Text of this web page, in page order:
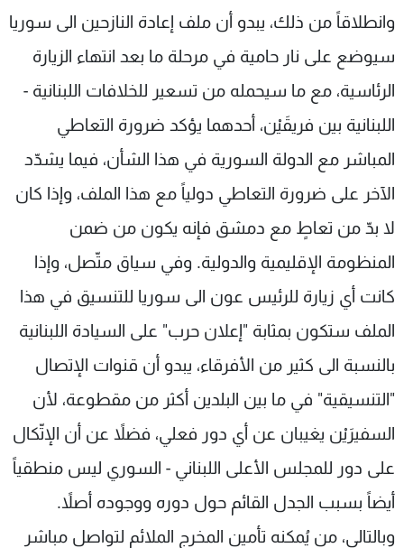
وانطلاقاً من ذلك، يبدو أن ملف إعادة النازحين الى سوريا
سيوضع على نار حامية في مرحلة ما بعد انتهاء الزيارة
الرئاسية، مع ما سيحمله من تسعير للخلافات اللبنانية -
اللبنانية بين فريقَيْن، أحدهما يؤكد ضرورة التعاطي
المباشر مع الدولة السورية في هذا الشأن، فيما يشدّد
الآخر على ضرورة التعاطي دولياً مع هذا الملف، وإذا كان
لا بدّ من تعاطٍ مع دمشق فإنه يكون من ضمن
المنظومة الإقليمية والدولية. وفي سياق متّصل، وإذا
كانت أي زيارة للرئيس عون الى سوريا للتنسيق في هذا
الملف ستكون بمثابة "إعلان حرب" على السيادة اللبنانية
بالنسبة الى كثير من الأفرقاء، يبدو أن قنوات الإتصال
"التنسيقية" في ما بين البلدين أكثر من مقطوعة، لأن
السفيرَيْن يغيبان عن أي دور فعلي، فضلاً عن أن الإتّكال
على دور للمجلس الأعلى اللبناني - السوري ليس منطقياً
أيضاً بسبب الجدل القائم حول دوره ووجوده أصلاً.
وبالتالي، من يُمكنه تأمين المخرج الملائم لتواصل مباشر